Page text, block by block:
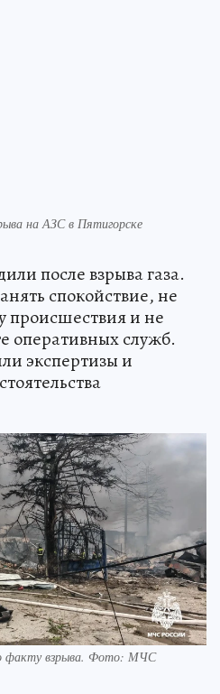
на АЗС в Пятигорске
после взрыва газа.
спокойствие, не
происшествия и не
оперативных служб.
экспертизы и
факту взрыва. Фото: МЧС